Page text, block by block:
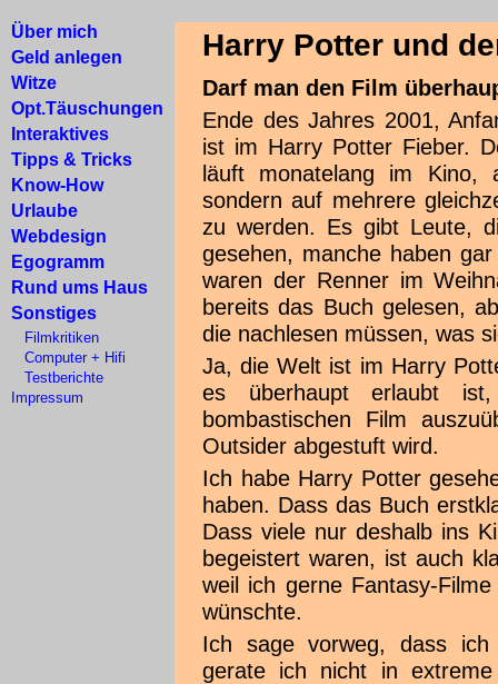
Über mich
Geld anlegen
Witze
Opt.Täuschungen
Interaktives
Tipps & Tricks
Know-How
Urlaube
Webdesign
Egogramm
Rund ums Haus
Sonstiges
Filmkritiken
Computer + Hifi
Testberichte
Impressum
Harry Potter und
Darf man den Film
Ende des Jahres 2001,
ist im Harry Potter Fieber.
läuft monatelang im Kino,
sondern auf mehrere
zu werden. Es gibt Leute,
gesehen, manche haben
waren der Renner im
bereits das Buch gelesen,
die nachlesen müssen, was
Ja, die Welt ist im Harry
es überhaupt erlaubt
bombastischen Film
Outsider abgestuft wird.
Ich habe Harry Potter
haben. Dass das Buch
Dass viele nur deshalb ins
begeistert waren, ist auch
weil ich gerne Fantasy-
wünschte.
Ich sage vorweg, dass
gerate ich nicht in